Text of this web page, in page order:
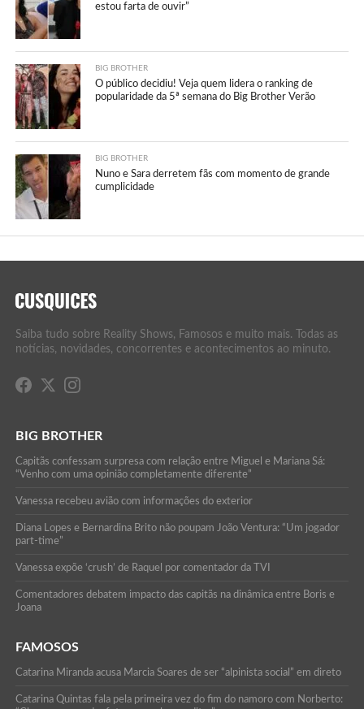
estou farta de ouvir”
BIG BROTHER
O público decidiu! Veja quem lidera o ranking de
popularidade da 5ª semana do Big Brother Verão
BIG BROTHER
Nuno e Sara derretem fãs com momento de grande
cumplicidade
Saiba tudo sobre Reality Shows, Famosos e muito mais. Todas as
notícias, novidades, concorrentes e acontecimentos ao minuto.
BIG BROTHER
Capitãs confessam surpresa com relação entre Miguel e Mariana Sá:
“Venho com uma opinião completamente diferente”
Vanessa recebeu avião com informações do exterior
Diana Lopes e Bernardina Brito não poupam João Ventura: “Um jogador
part-time”
Vanessa expõe ‘crush’ de Raquel por comentador da TVI
Comentadores debatem impacto das capitãs na dinâmica entre Boris e
Joana
FAMOSOS
Catarina Miranda acusa Marcia Soares de ser “alpinista social” em direto
Catarina Quintas fala pela primeira vez do fim do namoro com Norberto: